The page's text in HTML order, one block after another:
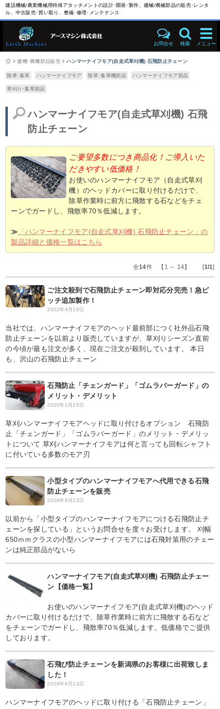
建設機械/農業機械用特殊アタッチメントの設計･開発･製作、建械/農械部品の販売･レンタ
ル、中古販売･買い取り、整備･修理･メンテナンス
お問合せ 検索 メニュー
建機･農機部品販売 ハンマーナイフモア(自走式草刈機) 石飛防止チェーン
除草･集草 ハンマーナイフモア 除草･集草機部品 ハンマーナイフモア部品
草刈り･集草部品
ハンマーナイフモア(自走式草刈機) 石飛
防止チェーン
ご要望多数につき商品化！ご導入いた
だきやすい低価格！
お使いのハンマーナイフモア（自走式草刈
機）のヘッドカバーに取り付けるだけで、
除草作業時に前方に飛散する石などをチェ
ーンでガードし、飛散率70％低減します。
≫ 「ハンマーナイフモア(自走式草刈機) 石飛防止チェーン」の
製品詳細と価格一覧はこちら
全14件 【1 ～ 14】 [1/1]
ご注文殺到で石飛防止チェーン即対応分完売！急ピ
ッチ追加製作！
2022年4月19日
当社では、ハンマーナイフモアのヘッド最前部につく社外品石飛
防止チェーンを以前より販売していますが、草刈りシーズン直前
の今頃が最も注文が多く、現在ご注文が殺到しています。 本日
も、沢山の石飛防止チェーン
石飛防止「チェンガード」「ゴムラバーガード」の
メリット・デメリット
2020年2月15日
草刈ハンマーナイフモアヘッドに取り付けるオプション 石飛防
止「チェンガード」「ゴムラバーガード」のメリット・デメリッ
トについて 草刈ハンマーナイフモアは何と言っても回転シャフト
に付いている多数のモア刃
小型タイプのハンマーナイフモアへ代用できる石飛
防止チェーンを販売
2018年8月23日
以前から「小型タイプのハンマーナイフモアにつける石飛防止チ
ェーンを探している」というお問合せを度々お受けします。 刈幅
650ｍｍクラスの小型ハンマーナイフモアには石飛対策用のチェー
ンは純正部品がないら
ハンマーナイフモア(自走式草刈機) 石飛防止チェー
ン【価格一覧】
お使いのハンマーナイフモア(自走式草刈機)のヘッド
カバーに取り付けるだけで、除草作業時に前方に飛散する石など
をチェーンでガードし、飛散率70％低減します。低価格でご提供
しております。
石飛び防止チェーンを新潟県のお客様に出荷致しま
した！
2018年6月13日
ハンマーナイフモアのヘッドに取り付ける「石飛防止チェーン」